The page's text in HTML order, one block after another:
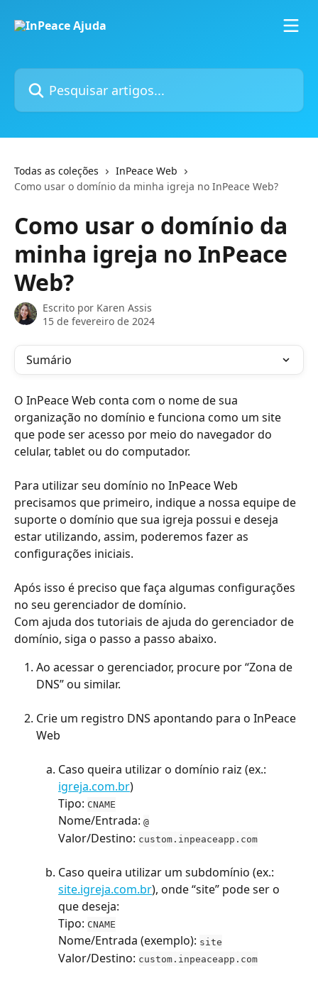
Pesquisar artigos...
Todas as coleções
InPeace Web
Como usar o domínio da minha igreja no InPeace Web?
Como usar o domínio da
minha igreja no InPeace
Web?
Escrito por Karen Assis
15 de fevereiro de 2024
Sumário
O InPeace Web conta com o nome de sua
organização no domínio e funciona como um site
que pode ser acesso por meio do navegador do
celular, tablet ou do computador.
Para utilizar seu domínio no InPeace Web
precisamos que primeiro, indique a nossa equipe de
suporte o domínio que sua igreja possui e deseja
estar utilizando, assim, poderemos fazer as
configurações iniciais.
Após isso é preciso que faça algumas configurações
no seu gerenciador de domínio.
Com ajuda dos tutoriais de ajuda do gerenciador de
domínio, siga o passo a passo abaixo.
Ao acessar o gerenciador, procure por “Zona de
DNS” ou similar.
Crie um registro DNS apontando para o InPeace
Web
Caso queira utilizar o domínio raiz (ex.:
igreja.com.br)
Tipo: CNAME
Nome/Entrada: @
Valor/Destino: custom.inpeaceapp.com
Caso queira utilizar um subdomínio (ex.:
site.igreja.com.br), onde “site” pode ser o
que deseja:
Tipo: CNAME
Nome/Entrada (exemplo): site
Valor/Destino: custom.inpeaceapp.com